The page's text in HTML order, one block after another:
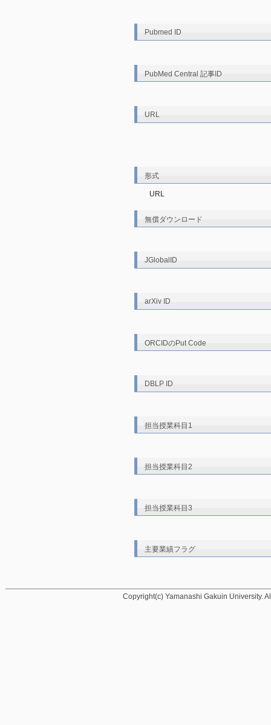
Pubmed ID
PubMed Central 記事ID
URL
形式
URL
無償ダウンロード
JGlobalID
arXiv ID
ORCIDのPut Code
DBLP ID
担当授業科目1
担当授業科目2
担当授業科目3
主要業績フラグ